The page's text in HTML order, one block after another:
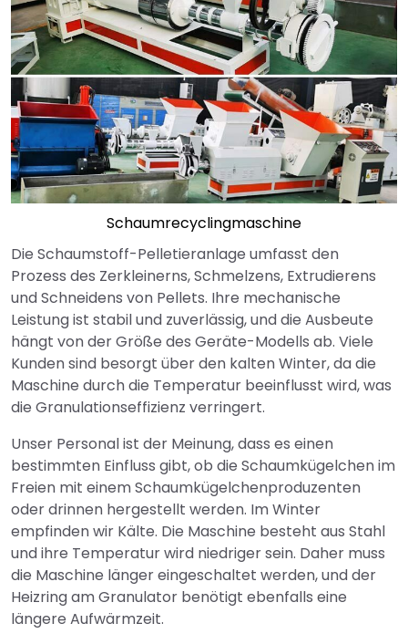
Schaumrecyclingmaschine
Die Schaumstoff-Pelletieranlage umfasst den
Prozess des Zerkleinerns, Schmelzens, Extrudierens
und Schneidens von Pellets. Ihre mechanische
Leistung ist stabil und zuverlässig, und die Ausbeute
hängt von der Größe des Geräte-Modells ab. Viele
Kunden sind besorgt über den kalten Winter, da die
Maschine durch die Temperatur beeinflusst wird, was
die Granulationseffizienz verringert.
Unser Personal ist der Meinung, dass es einen
bestimmten Einfluss gibt, ob die Schaumkügelchen im
Freien mit einem Schaumkügelchenproduzenten
oder drinnen hergestellt werden. Im Winter
empfinden wir Kälte. Die Maschine besteht aus Stahl
und ihre Temperatur wird niedriger sein. Daher muss
die Maschine länger eingeschaltet werden, und der
Heizring am Granulator benötigt ebenfalls eine
längere Aufwärmzeit.